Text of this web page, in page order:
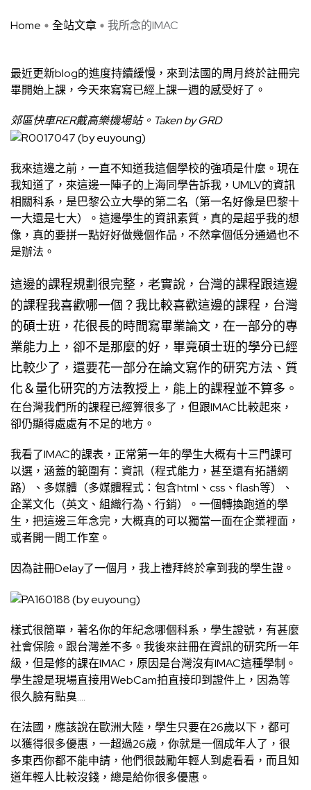
Home 全站文章 我所念的IMAC
最近更新blog的進度持續緩慢，來到法國的周月終於註冊完
畢開始上課，今天來寫寫已經上課一週的感受好了。
郊區快車RER戴高樂機場站。Taken by GRD
我來這邊之前，一直不知道我這個學校的強項是什麼。現在
我知道了，來這邊一陣子的上海同學告訴我，UMLV的資訊
相關科系，是巴黎公立大學的第二名（第一名好像是巴黎十
一大還是七大）。這邊學生的資訊素質，真的是超乎我的想
像，真的要拼一點好好做幾個作品，不然拿個低分通過也不
是辦法。
這邊的課程規劃很完整，老實說，台灣的課程跟這邊
的課程我喜歡哪一個？我比較喜歡這邊的課程，台灣
的碩士班，花很長的時間寫畢業論文，在一部分的專
業能力上，卻不是那麼的好，畢竟碩士班的學分已經
比較少了，還要花一部分在論文寫作的研究方法、質
化＆量化研究的方法教授上，能上的課程並不算多。
在台灣我們所的課程已經算很多了，但跟IMAC比較起來，
卻仍顯得處處有不足的地方。
我看了IMAC的課表，正常第一年的學生大概有十三門課可
以選，涵蓋的範圍有：資訊（程式能力，甚至還有拓譜網
路）、多媒體（多媒體程式：包含html、css、flash等）、
企業文化（英文、組織行為、行銷）。一個轉換跑道的學
生，把這邊三年念完，大概真的可以獨當一面在企業裡面，
或者開一間工作室。
因為註冊Delay了一個月，我上禮拜終於拿到我的學生證。
樣式很簡單，著名你的年紀念哪個科系，學生證號，有甚麼
社會保險。跟台灣差不多。我後來註冊在資訊的研究所一年
級，但是修的課在IMAC，原因是台灣沒有IMAC這種學制。
學生證是現場直接用WebCam拍直接印到證件上，因為等
很久臉有點臭….
在法國，應該說在歐洲大陸，學生只要在26歲以下，都可
以獲得很多優惠，一超過26歲，你就是一個成年人了，很
多東西你都不能申請，他們很鼓勵年輕人到處看看，而且知
道年輕人比較沒錢，總是給你很多優惠。